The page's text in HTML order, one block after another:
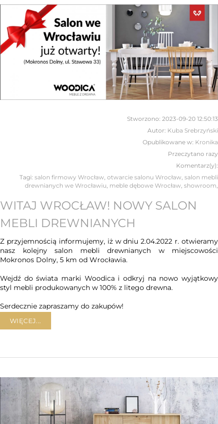
Stworzono: 2023-09-20 12:50:13
Autor: Kuba Srebrzyński
Opublikowane w: Kronika
Przeczytano razy
Komentarz(y):
Tagi: salon firmowy Wrocław otwarcie salonu Wrocław salon mebli
drewnianych we Wrocławiu meble dębowe Wrocław showroom
WITAJ WROCŁAW! NOWY SALON
MEBLI DREWNIANYCH
Z przyjemnością informujemy, iż w dniu 2.04.2022 r. otwieramy
nasz kolejny salon mebli drewnianych w miejscowości
Mokronos Dolny, 5 km od Wrocławia.
Wejdź do świata marki Woodica i odkryj na nowo wyjątkowy
styl mebli produkowanych w 100% z litego drewna.
Serdecznie zapraszamy do zakupów!
WIĘCEJ...